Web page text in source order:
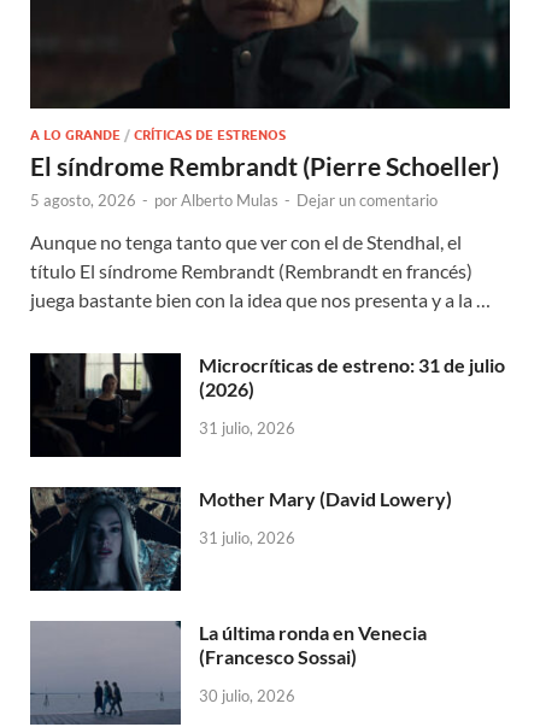
A LO GRANDE / CRÍTICAS DE ESTRENOS
El síndrome Rembrandt (Pierre Schoeller)
5 agosto, 2026 - porAlberto Mulas - Dejar un comentario
Aunque no tenga tanto que ver con el de Stendhal, el
título El síndrome Rembrandt (Rembrandt en francés)
juega bastante bien con la idea que nos presenta y a la …
Microcríticas de estreno: 31 de julio
(2026)
31 julio, 2026
Mother Mary (David Lowery)
31 julio, 2026
La última ronda en Venecia
(Francesco Sossai)
30 julio, 2026